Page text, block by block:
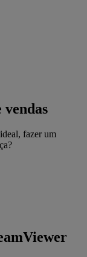
vendas
fazer um